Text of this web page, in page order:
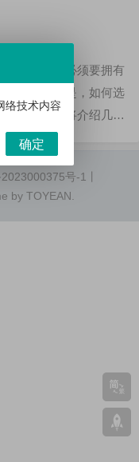
，那么玩家必须要拥有
戏电脑。但是，如何选
脑？以下将介绍几个
，帮助玩家们更加轻松
1.CPUCPU是游戏电脑
号-1
by TOYEAN
络技术内容
确定